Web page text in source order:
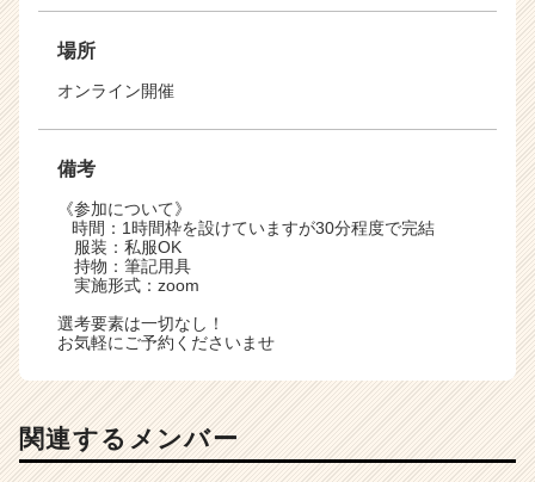
場所
オンライン開催
備考
《参加について》
時間：1時間枠を設けていますが30分程度で完結
服装：私服OK
持物：筆記用具
実施形式：zoom
選考要素は一切なし！
お気軽にご予約くださいませ
関連するメンバー